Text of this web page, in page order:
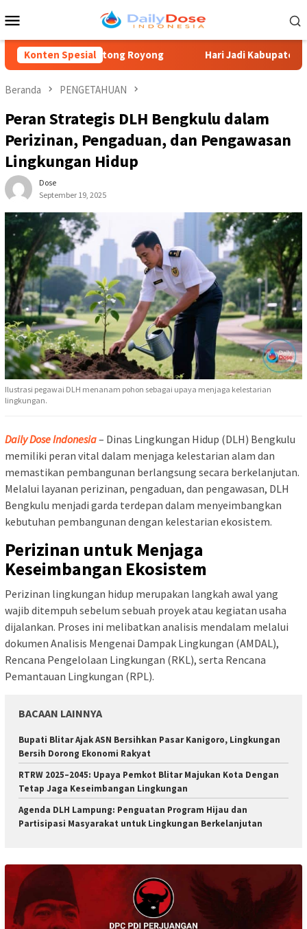
ke
Mobile
Konten Spesial
Gotong Royong Hari Jadi Kabupaten Blitar, Guntur
Beranda PENGETAHUAN
Peran Strategis DLH Bengkulu dalam
Perizinan, Pengaduan, dan Pengawasan
Lingkungan Hidup
Dose
September 19, 2025
Ilustrasi pegawai DLH menanam pohon sebagai upaya menjaga kelestarian
lingkungan.
Daily Dose Indonesia– Dinas Lingkungan Hidup (DLH) Bengkulu
memiliki peran vital dalam menjaga kelestarian alam dan
memastikan pembangunan berlangsung secara berkelanjutan.
Melalui layanan perizinan, pengaduan, dan pengawasan, DLH
Bengkulu menjadi garda terdepan dalam menyeimbangkan
kebutuhan pembangunan dengan kelestarian ekosistem.
Perizinan untuk Menjaga
Keseimbangan Ekosistem
Perizinan lingkungan hidup merupakan langkah awal yang
wajib ditempuh sebelum sebuah proyek atau kegiatan usaha
dijalankan. Proses ini melibatkan analisis mendalam melalui
dokumen Analisis Mengenai Dampak Lingkungan (AMDAL),
Rencana Pengelolaan Lingkungan (RKL), serta Rencana
Pemantauan Lingkungan (RPL).
BACAAN LAINNYA
Bupati Blitar Ajak ASN Bersihkan Pasar Kanigoro, Lingkungan
Bersih Dorong Ekonomi Rakyat
RTRW 2025–2045: Upaya Pemkot Blitar Majukan Kota Dengan
Tetap Jaga Keseimbangan Lingkungan
Agenda DLH Lampung: Penguatan Program Hijau dan
Partisipasi Masyarakat untuk Lingkungan Berkelanjutan